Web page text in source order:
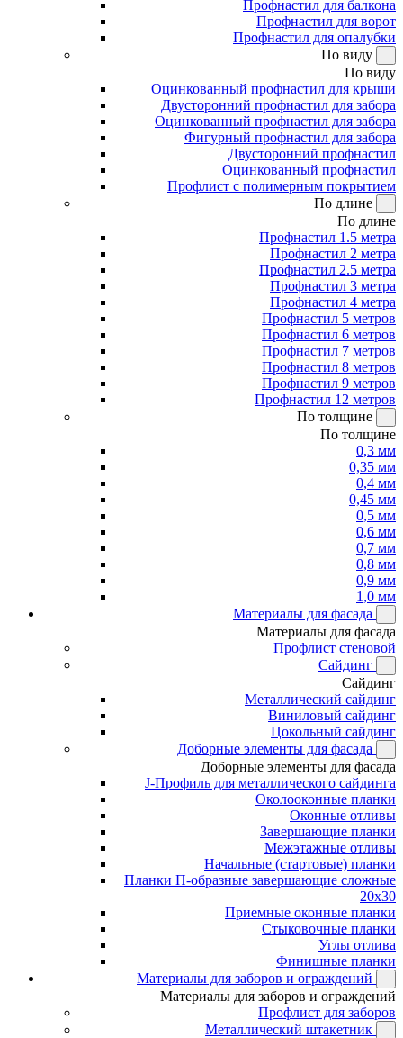
Профнастил для балкона
Профнастил для ворот
Профнастил для опалубки
По виду
По виду
Оцинкованный профнастил для крыши
Двусторонний профнастил для забора
Оцинкованный профнастил для забора
Фигурный профнастил для забора
Двусторонний профнастил
Оцинкованный профнастил
Профлист с полимерным покрытием
По длине
По длине
Профнастил 1.5 метра
Профнастил 2 метра
Профнастил 2.5 метра
Профнастил 3 метра
Профнастил 4 метра
Профнастил 5 метров
Профнастил 6 метров
Профнастил 7 метров
Профнастил 8 метров
Профнастил 9 метров
Профнастил 12 метров
По толщине
По толщине
0,3 мм
0,35 мм
0,4 мм
0,45 мм
0,5 мм
0,6 мм
0,7 мм
0,8 мм
0,9 мм
1,0 мм
Материалы для фасада
Материалы для фасада
Профлист стеновой
Сайдинг
Сайдинг
Металлический сайдинг
Виниловый сайдинг
Цокольный сайдинг
Доборные элементы для фасада
Доборные элементы для фасада
J-Профиль для металлического сайдинга
Околооконные планки
Оконные отливы
Завершающие планки
Межэтажные отливы
Начальные (стартовые) планки
Планки П-образные завершающие сложные
20x30
Приемные оконные планки
Стыковочные планки
Углы отлива
Финишные планки
Материалы для заборов и ограждений
Материалы для заборов и ограждений
Профлист для заборов
Металлический штакетник